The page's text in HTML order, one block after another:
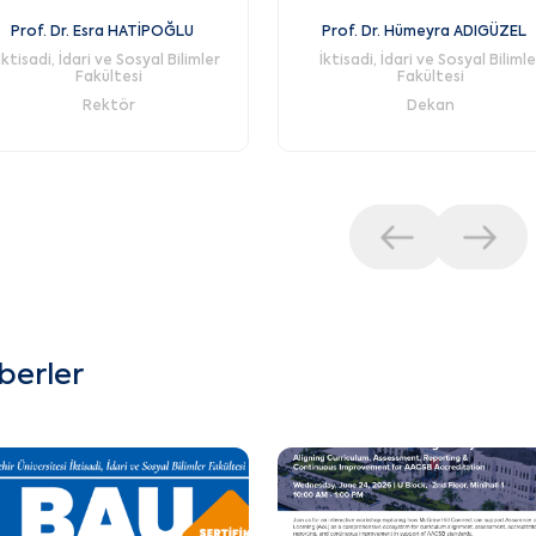
Prof. Dr. Esra HATİPOĞLU
İdari ve Sosyal Bilimler
Fakültesi
Rektör
Prof. Dr. Hümeyra ADIGÜZEL
İktisadi, İdari ve Sosyal
Fakültesi
Dekan